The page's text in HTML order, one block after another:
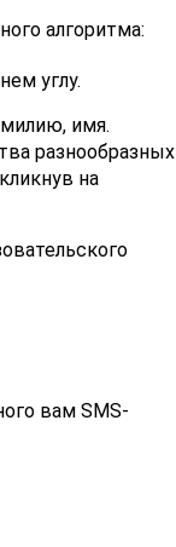
алгоритма:
углу.
имя.
разнообразных
на
вам SMS-